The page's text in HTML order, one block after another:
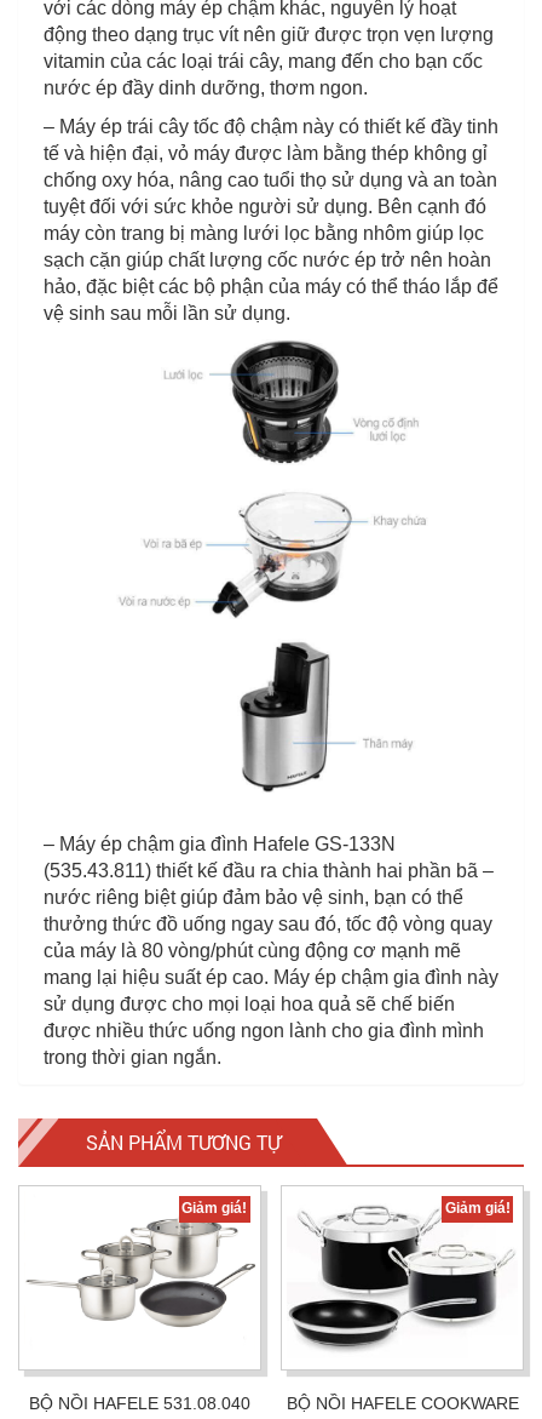
với các dòng máy ép chậm khác, nguyên lý hoạt
động theo dạng trục vít nên giữ được trọn vẹn lượng
vitamin của các loại trái cây, mang đến cho bạn cốc
nước ép đầy dinh dưỡng, thơm ngon.
– Máy ép trái cây tốc độ chậm này có thiết kế đầy tinh
tế và hiện đại, vỏ máy được làm bằng thép không gỉ
chống oxy hóa, nâng cao tuổi thọ sử dụng và an toàn
tuyệt đối với sức khỏe người sử dụng. Bên cạnh đó
máy còn trang bị màng lưới lọc bằng nhôm giúp lọc
sạch cặn giúp chất lượng cốc nước ép trở nên hoàn
hảo, đặc biệt các bộ phận của máy có thể tháo lắp để
vệ sinh sau mỗi lần sử dụng.
– Máy ép chậm gia đình Hafele GS-133N
(535.43.811) thiết kế đầu ra chia thành hai phần bã –
nước riêng biệt giúp đảm bảo vệ sinh, bạn có thể
thưởng thức đồ uống ngay sau đó, tốc độ vòng quay
của máy là 80 vòng/phút cùng động cơ mạnh mẽ
mang lại hiệu suất ép cao. Máy ép chậm gia đình này
sử dụng được cho mọi loại hoa quả sẽ chế biến
được nhiều thức uống ngon lành cho gia đình mình
trong thời gian ngắn.
SẢN PHẨM TƯƠNG TỰ
Giảm giá!
BỘ NỒI HAFELE 531.08.040
Giảm giá!
BỘ NỒI HAFELE COOKWARE